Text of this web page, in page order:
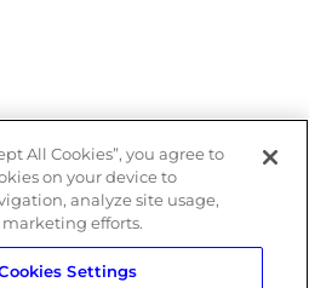
de Privacidade
de Gestão Integrado
All Cookies”, you agree to
on your device to
analyze site usage,
efforts.
Settings